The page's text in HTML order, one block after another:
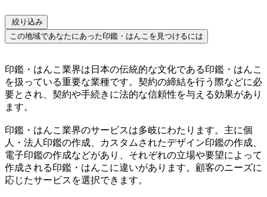
絞り込み
この地域であなたにあった印鑑・はんこを見つけるには
印鑑・はんこ業界は日本の伝統的な文化である印鑑・はんこ
を扱っている重要な業種です。契約の締結を行う際などに必
要とされ、契約や手続きに法的な信頼性を与える効果があり
ます。
印鑑・はんこ業界のサービスは多岐にわたります。主に個
人・法人印鑑の作成、カスタムされたデザイン印鑑の作成、
電子印鑑の作成などがあり、それぞれの立場や要望によって
作成される印鑑・はんこに違いがあります。顧客のニーズに
応じたサービスを選択できます。